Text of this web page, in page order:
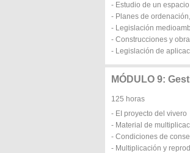
- Estudio de un
- Planes de
- Legislación
- Construcciones y
- Legislación de
MÓDULO 9:
125 horas
- EI proyecto del vivero
- Material de
- Condiciones de
- Multiplicación y